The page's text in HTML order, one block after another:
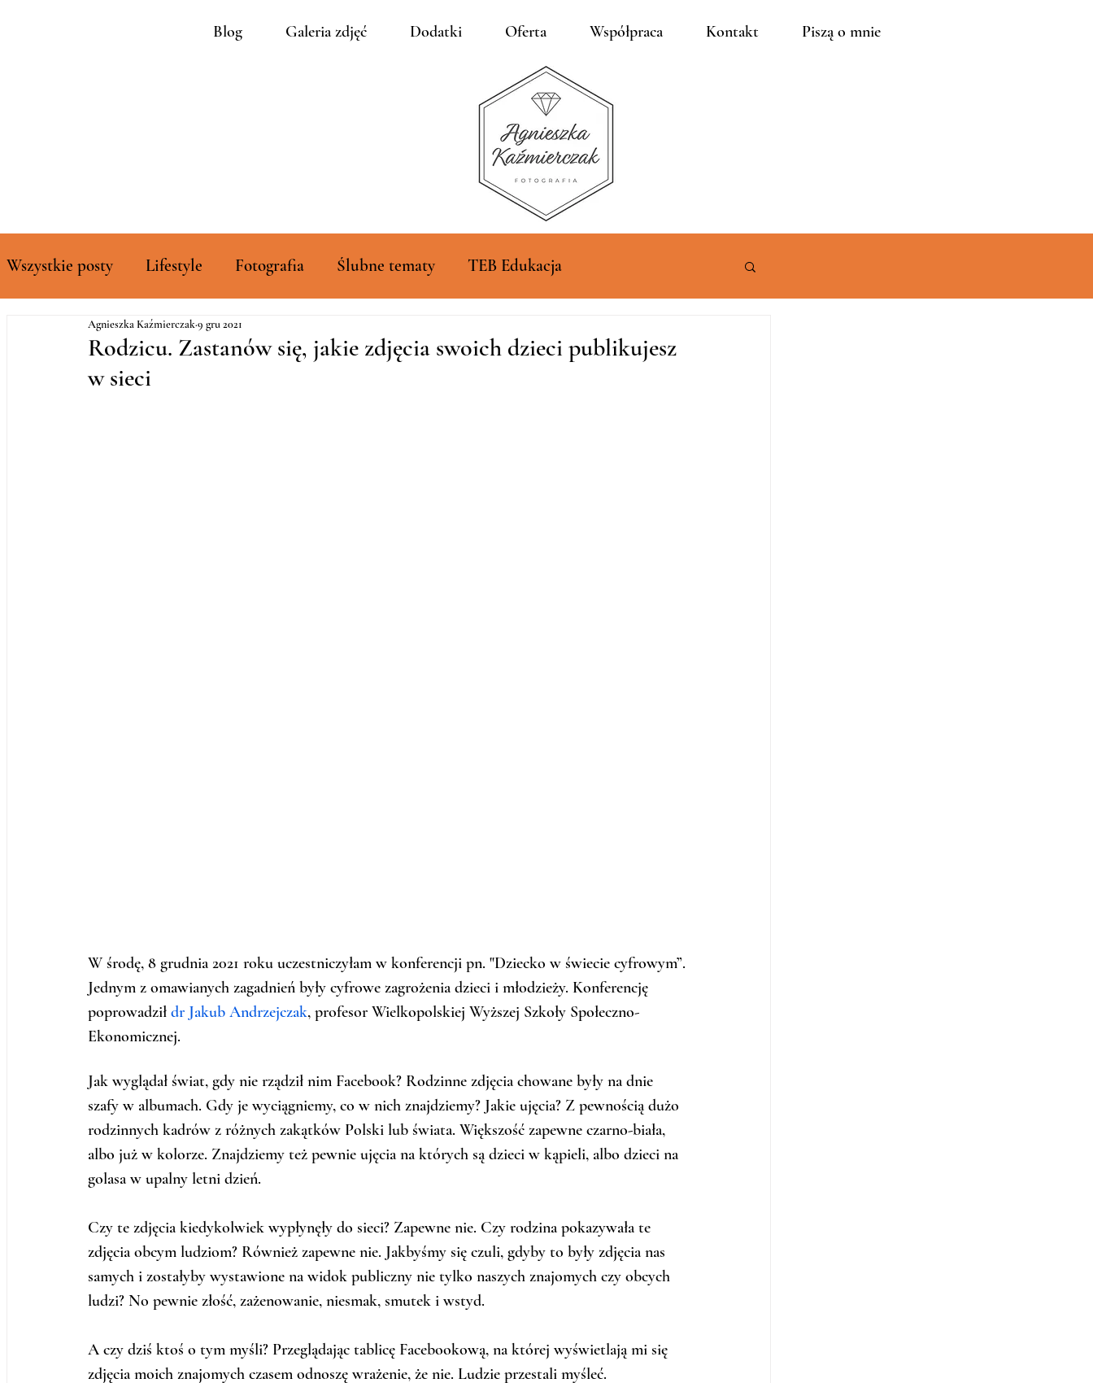
Blog Galeria zdjęć Dodatki Oferta Współpraca Kontakt Piszą o mnie
Wszystkie posty Lifestyle Fotografia Ślubne tematy TEB Edukacja
Rozszerzone galerie zdjęć
Rodzicu. Zastanów się, jakie zdjęcia swoich dzieci publikujesz
w sieci
Agnieszka Kaźmierczak9 gru 2021
W środę, 8 grudnia 2021 roku uczestniczyłam w konferencji pn. "Dziecko w świecie cyfrowym”.
Jednym z omawianych zagadnień były cyfrowe zagrożenia dzieci i młodzieży. Konferencję
poprowadził dr Jakub Andrzejczak, profesor Wielkopolskiej Wyższej Szkoły Społeczno-
Ekonomicznej.
Jak wyglądał świat, gdy nie rządził nim Facebook? Rodzinne zdjęcia chowane były na dnie
szafy w albumach. Gdy je wyciągniemy, co w nich znajdziemy? Jakie ujęcia? Z pewnością dużo
rodzinnych kadrów z różnych zakątków Polski lub świata. Większość zapewne czarno-biała,
albo już w kolorze. Znajdziemy też pewnie ujęcia na których są dzieci w kąpieli, albo dzieci na
golasa w upalny letni dzień.
Czy te zdjęcia kiedykolwiek wypłynęły do sieci? Zapewne nie. Czy rodzina pokazywała te
zdjęcia obcym ludziom? Również zapewne nie. Jakbyśmy się czuli, gdyby to były zdjęcia nas
samych i zostałyby wystawione na widok publiczny nie tylko naszych znajomych czy obcych
ludzi? No pewnie złość, zażenowanie, niesmak, smutek i wstyd.
A czy dziś ktoś o tym myśli? Przeglądając tablicę Facebookową, na której wyświetlają mi się
zdjęcia moich znajomych czasem odnoszę wrażenie, że nie. Ludzie przestali myśleć.